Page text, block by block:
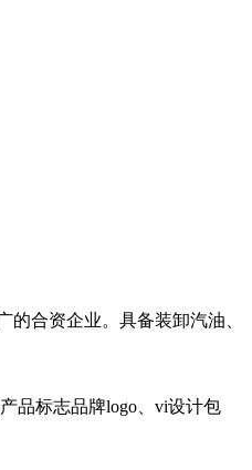
合资企业。具备装卸汽油、
品标志品牌logo、vi设计包